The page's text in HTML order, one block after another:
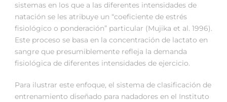
sistemas en los que a las diferentes intensidades de
natación se les atribuye un “coeficiente de estrés
fisiológico o ponderación” particular (Mujika et al. 1996).
Este proceso se basa en la concentración de lactato en
sangre que presumiblemente refleja la demanda
fisiológica de diferentes intensidades de ejercicio.
Para ilustrar este enfoque, el sistema de clasificación de
entrenamiento diseñado para nadadores en el Instituto